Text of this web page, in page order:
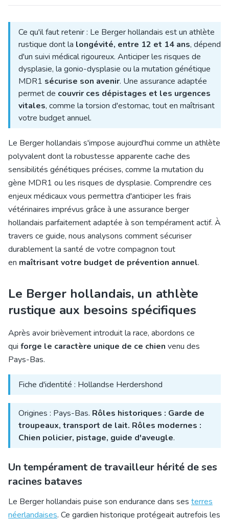
Ce qu'il faut retenir : Le Berger hollandais est un athlète
rustique dont la longévité, entre 12 et 14 ans, dépend
d'un suivi médical rigoureux. Anticiper les risques de
dysplasie, la gonio-dysplasie ou la mutation génétique
MDR1 sécurise son avenir. Une assurance adaptée
permet de couvrir ces dépistages et les urgences
vitales, comme la torsion d'estomac, tout en maîtrisant
votre budget annuel.
Le Berger hollandais s'impose aujourd'hui comme un athlète
polyvalent dont la robustesse apparente cache des
sensibilités génétiques précises, comme la mutation du
gène MDR1 ou les risques de dysplasie. Comprendre ces
enjeux médicaux vous permettra d'anticiper les frais
vétérinaires imprévus grâce à une assurance berger
hollandais parfaitement adaptée à son tempérament actif. À
travers ce guide, nous analysons comment sécuriser
durablement la santé de votre compagnon tout
en maîtrisant votre budget de prévention annuel.
Le Berger hollandais, un athlète
rustique aux besoins spécifiques
Après avoir brièvement introduit la race, abordons ce
qui forge le caractère unique de ce chien venu des
Pays-Bas.
Fiche d'identité : Hollandse Herdershond
Origines : Pays-Bas. Rôles historiques : Garde de
troupeaux, transport de lait. Rôles modernes :
Chien policier, pistage, guide d'aveugle.
Un tempérament de travailleur hérité de ses
racines bataves
Le Berger hollandais puise son endurance dans ses terres
néerlandaises. Ce gardien historique protégeait autrefois les